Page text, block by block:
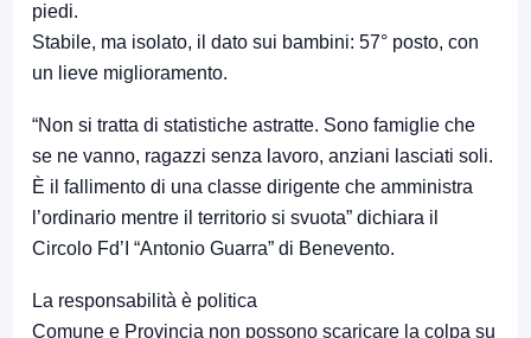
piedi.
Stabile, ma isolato, il dato sui bambini: 57° posto, con
un lieve miglioramento.
“Non si tratta di statistiche astratte. Sono famiglie che
se ne vanno, ragazzi senza lavoro, anziani lasciati soli.
È il fallimento di una classe dirigente che amministra
l’ordinario mentre il territorio si svuota” dichiara il
Circolo Fd’I “Antonio Guarra” di Benevento.
La responsabilità è politica
Comune e Provincia non possono scaricare la colpa su